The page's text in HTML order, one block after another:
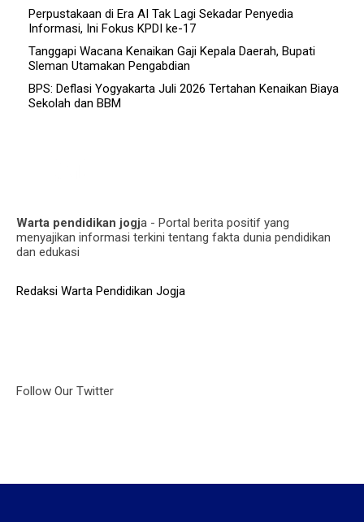
Perpustakaan di Era AI Tak Lagi Sekadar Penyedia
Informasi, Ini Fokus KPDI ke-17
Tanggapi Wacana Kenaikan Gaji Kepala Daerah, Bupati
Sleman Utamakan Pengabdian
BPS: Deflasi Yogyakarta Juli 2026 Tertahan Kenaikan Biaya
Sekolah dan BBM
Warta pendidikan jogja - Portal berita positif yang
menyajikan informasi terkini tentang fakta dunia pendidikan
dan edukasi
Redaksi Warta Pendidikan Jogja
Follow Our Twitter